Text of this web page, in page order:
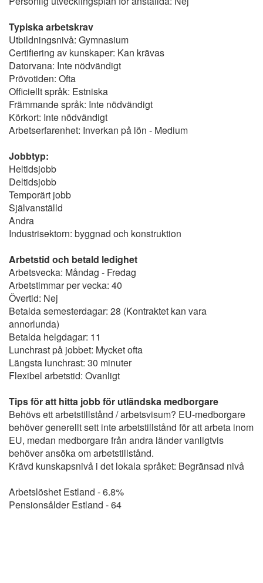
Typiska arbetskrav
Utbildningsnivå: Gymnasium
Certifiering av kunskaper: Kan krävas
Datorvana: Inte nödvändigt
Prövotiden: Ofta
Officiellt språk: Estniska
Främmande språk: Inte nödvändigt
Körkort: Inte nödvändigt
Arbetserfarenhet: Inverkan på lön - Medium
Jobbtyp:
Heltidsjobb
Deltidsjobb
Temporärt jobb
Självanställd
Andra
Industrisektorn: byggnad och konstruktion
Arbetstid och betald ledighet
Arbetsvecka: Måndag - Fredag
Arbetstimmar per vecka: 40
Övertid: Nej
Betalda semesterdagar: 28 (Kontraktet kan vara
annorlunda)
Betalda helgdagar: 11
Lunchrast på jobbet: Mycket ofta
Längsta lunchrast: 30 minuter
Flexibel arbetstid: Ovanligt
Tips för att hitta jobb för utländska medborgare
Behövs ett arbetstillstånd / arbetsvisum? EU-medborgare
behöver generellt sett inte arbetstillstånd för att arbeta inom
EU, medan medborgare från andra länder vanligtvis
behöver ansöka om arbetstillstånd.
Krävd kunskapsnivå i det lokala språket: Begränsad nivå
Arbetslöshet Estland - 6.8%
Pensionsålder Estland - 64